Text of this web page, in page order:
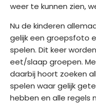
weer te kunnen zien,
Nu de kinderen
gelijk een groepsfoto
spelen. Dit keer
eet/slaap groepen.
daarbij hoort zoeken
spelen waar gelijk
hebben en alle regels